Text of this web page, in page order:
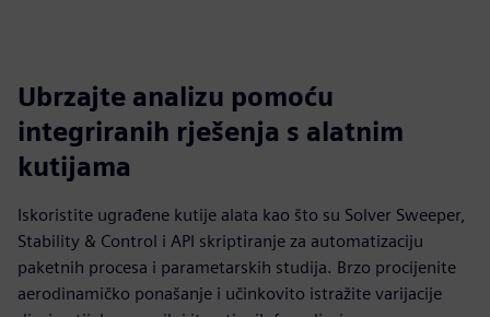
Ubrzajte analizu pomoću
integriranih rješenja s alatnim
kutijama
Iskoristite ugrađene kutije alata kao što su Solver Sweeper,
Stability & Control i API skriptiranje za automatizaciju
paketnih procesa i parametarskih studija. Brzo procijenite
aerodinamičko ponašanje i učinkovito istražite varijacije